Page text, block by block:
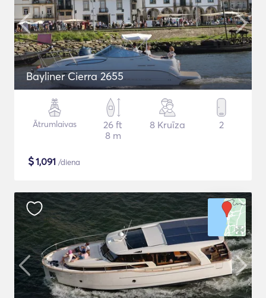
Bayliner Cierra 2655
Ātrumlaivas
26 ft
8 m
8 Kruīza 2
$1,091 /diena